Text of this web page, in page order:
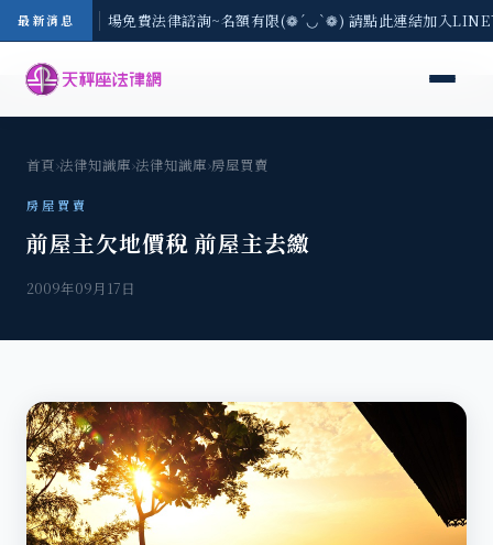
最新消息
區-8/3(一) 現場免費法律諮詢~名額有限(❁´◡`❁) 請點此連結加入
首頁›法律知識庫›法律知識庫›房屋買賣
房屋買賣
前屋主欠地價稅 前屋主去繳
2009年09月17日